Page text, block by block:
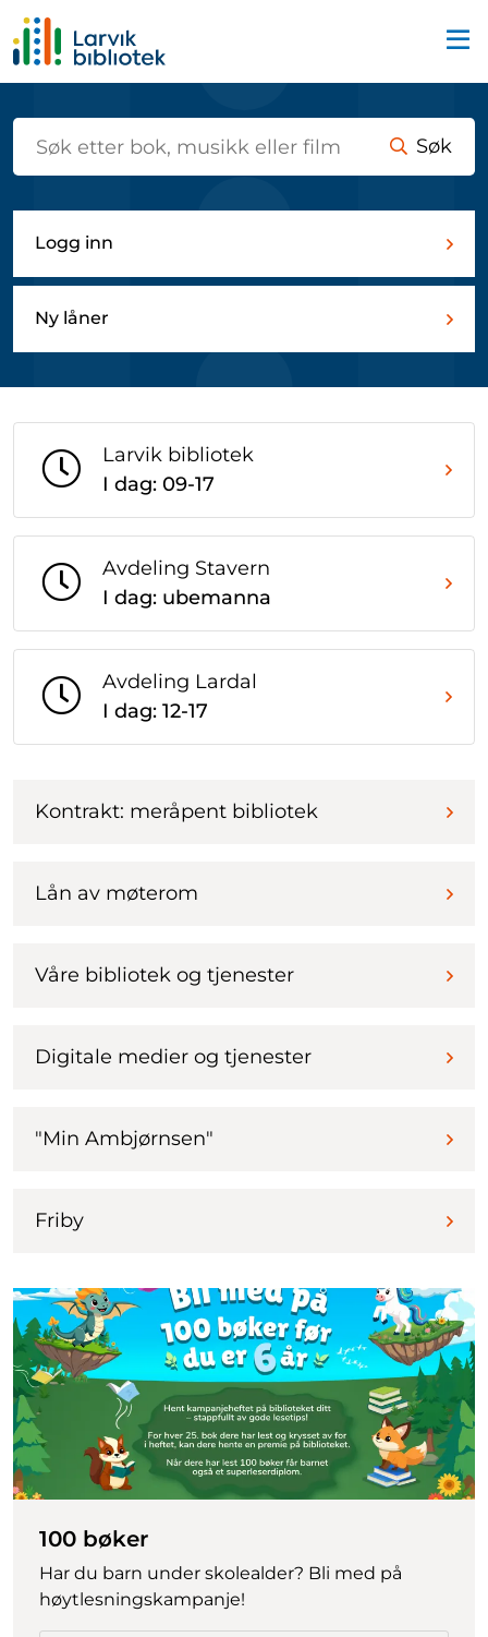
Søk
Logg inn
Ny låner
Larvik bibliotek
I dag: 09-17
Avdeling Stavern
I dag: ubemanna
Avdeling Lardal
I dag: 12-17
Kontrakt: meråpent bibliotek
Lån av møterom
Våre bibliotek og tjenester
Digitale medier og tjenester
"Min Ambjørnsen"
Friby
100 bøker
Har du barn under skolealder? Bli med på
høytlesningskampanje!